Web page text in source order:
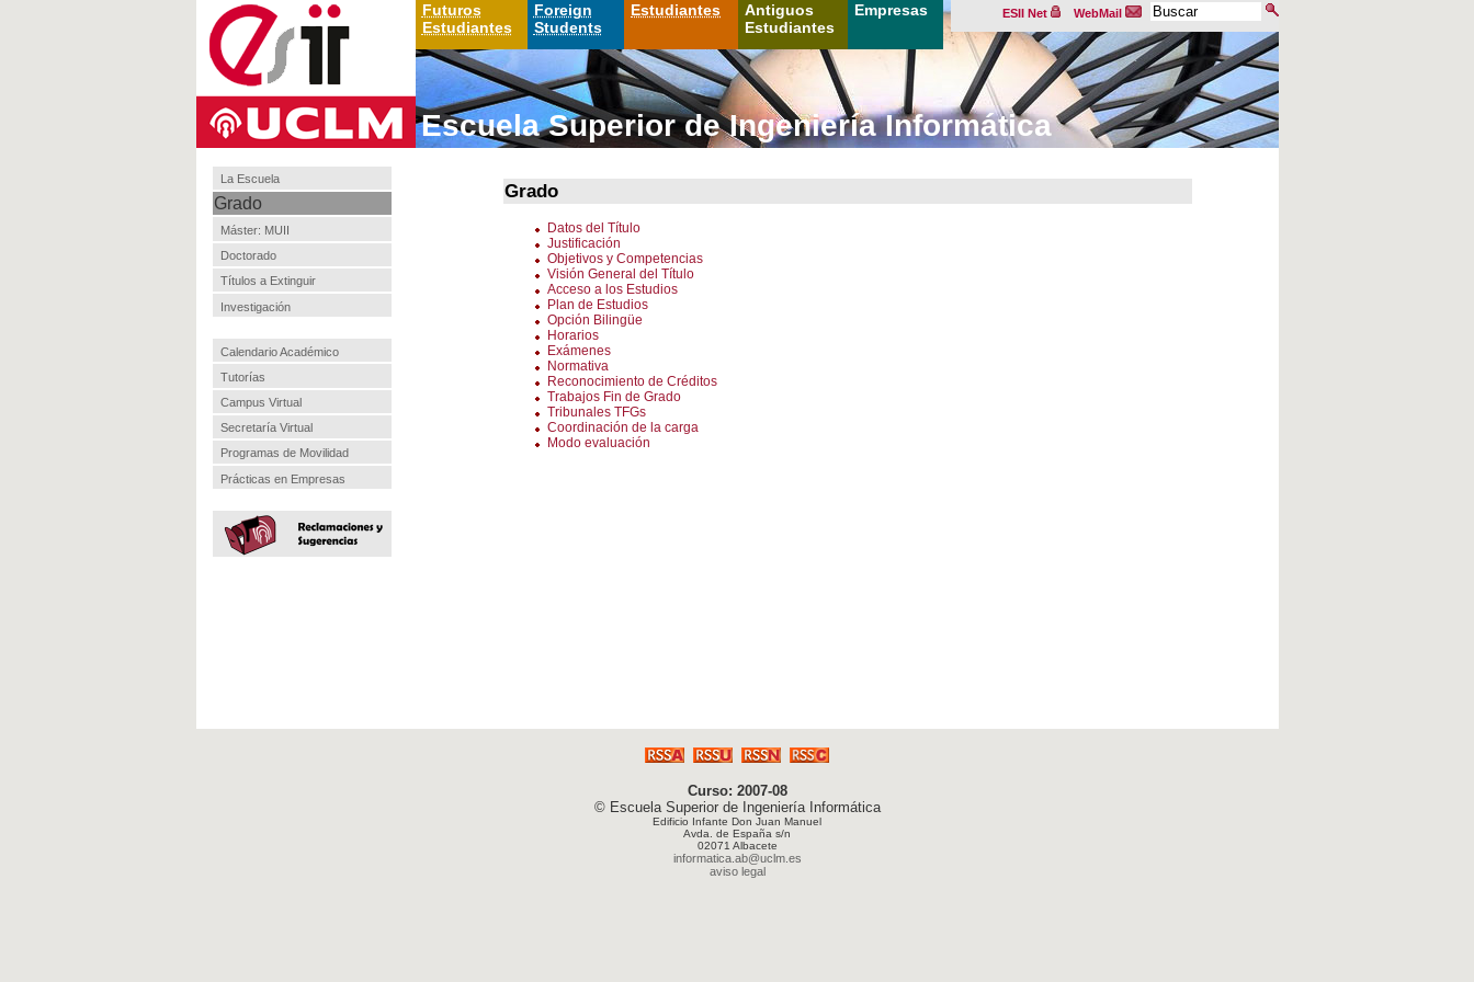
Futuros
Estudiantes
Foreign
Students
Estudiantes Antiguos
Estudiantes
Empresas WebMail
ESII Net
Escuela Superior de Ingeniería Informática
La Escuela
Grado
Máster: MUII
Doctorado
Títulos a Extinguir
Investigación
Calendario Académico
Tutorías
Campus Virtual
Secretaría Virtual
Programas de Movilidad
Prácticas en Empresas
Grado
Datos del Título
Justificación
Objetivos y Competencias
Visión General del Título
Acceso a los Estudios
Plan de Estudios
Opción Bilingüe
Horarios
Exámenes
Normativa
Reconocimiento de Créditos
Trabajos Fin de Grado
Tribunales TFGs
Coordinación de la carga
Modo evaluación
Curso: 2007-08
© Escuela Superior de Ingeniería Informática
Edificio Infante Don Juan Manuel
Avda. de España s/n
02071 Albacete
informatica.ab@uclm.es
aviso legal